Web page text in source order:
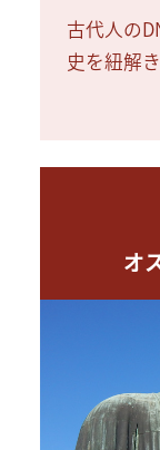
古代人の
史を紐解
オ